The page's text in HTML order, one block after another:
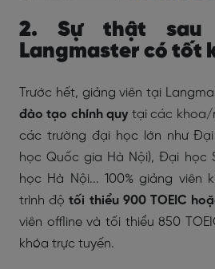
2. Sự thật
Langmaster có tốt
Trước hết, giảng viên tại
đào tạo chính quy tại các khoa/
các trường đại học lớn như
học Quốc gia Hà Nội), Đại học
học Hà Nội... 100% giảng viên
trình độtối thiểu 900 TOEIC
viên offline và tối thiểu 850
khóa trực tuyến.